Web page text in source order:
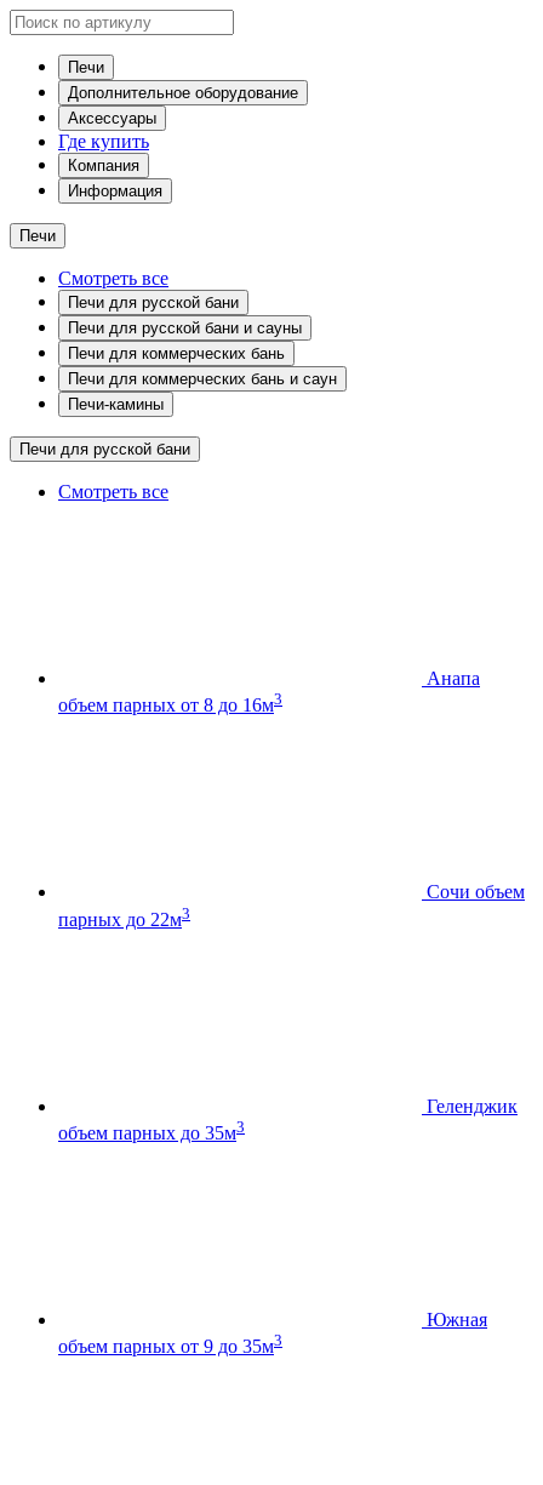
Печи
Дополнительное оборудование
Аксессуары
Где купить
Компания
Информация
Печи
Смотреть все
Печи для русской бани
Печи для русской бани и сауны
Печи для коммерческих бань
Печи для коммерческих бань и саун
Печи-камины
Печи для русской бани
Смотреть все
Анапа
объем парных от 8 до 16м3
Сочи объем
парных до 22м3
Геленджик
объем парных до 35м3
Южная
объем парных от 9 до 35м3